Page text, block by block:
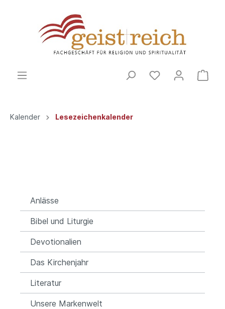
Kalender Lesezeichenkalender
Anlässe
Bibel und Liturgie
Devotionalien
Das Kirchenjahr
Literatur
Unsere Markenwelt